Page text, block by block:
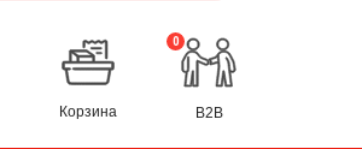
0
Корзина B2B